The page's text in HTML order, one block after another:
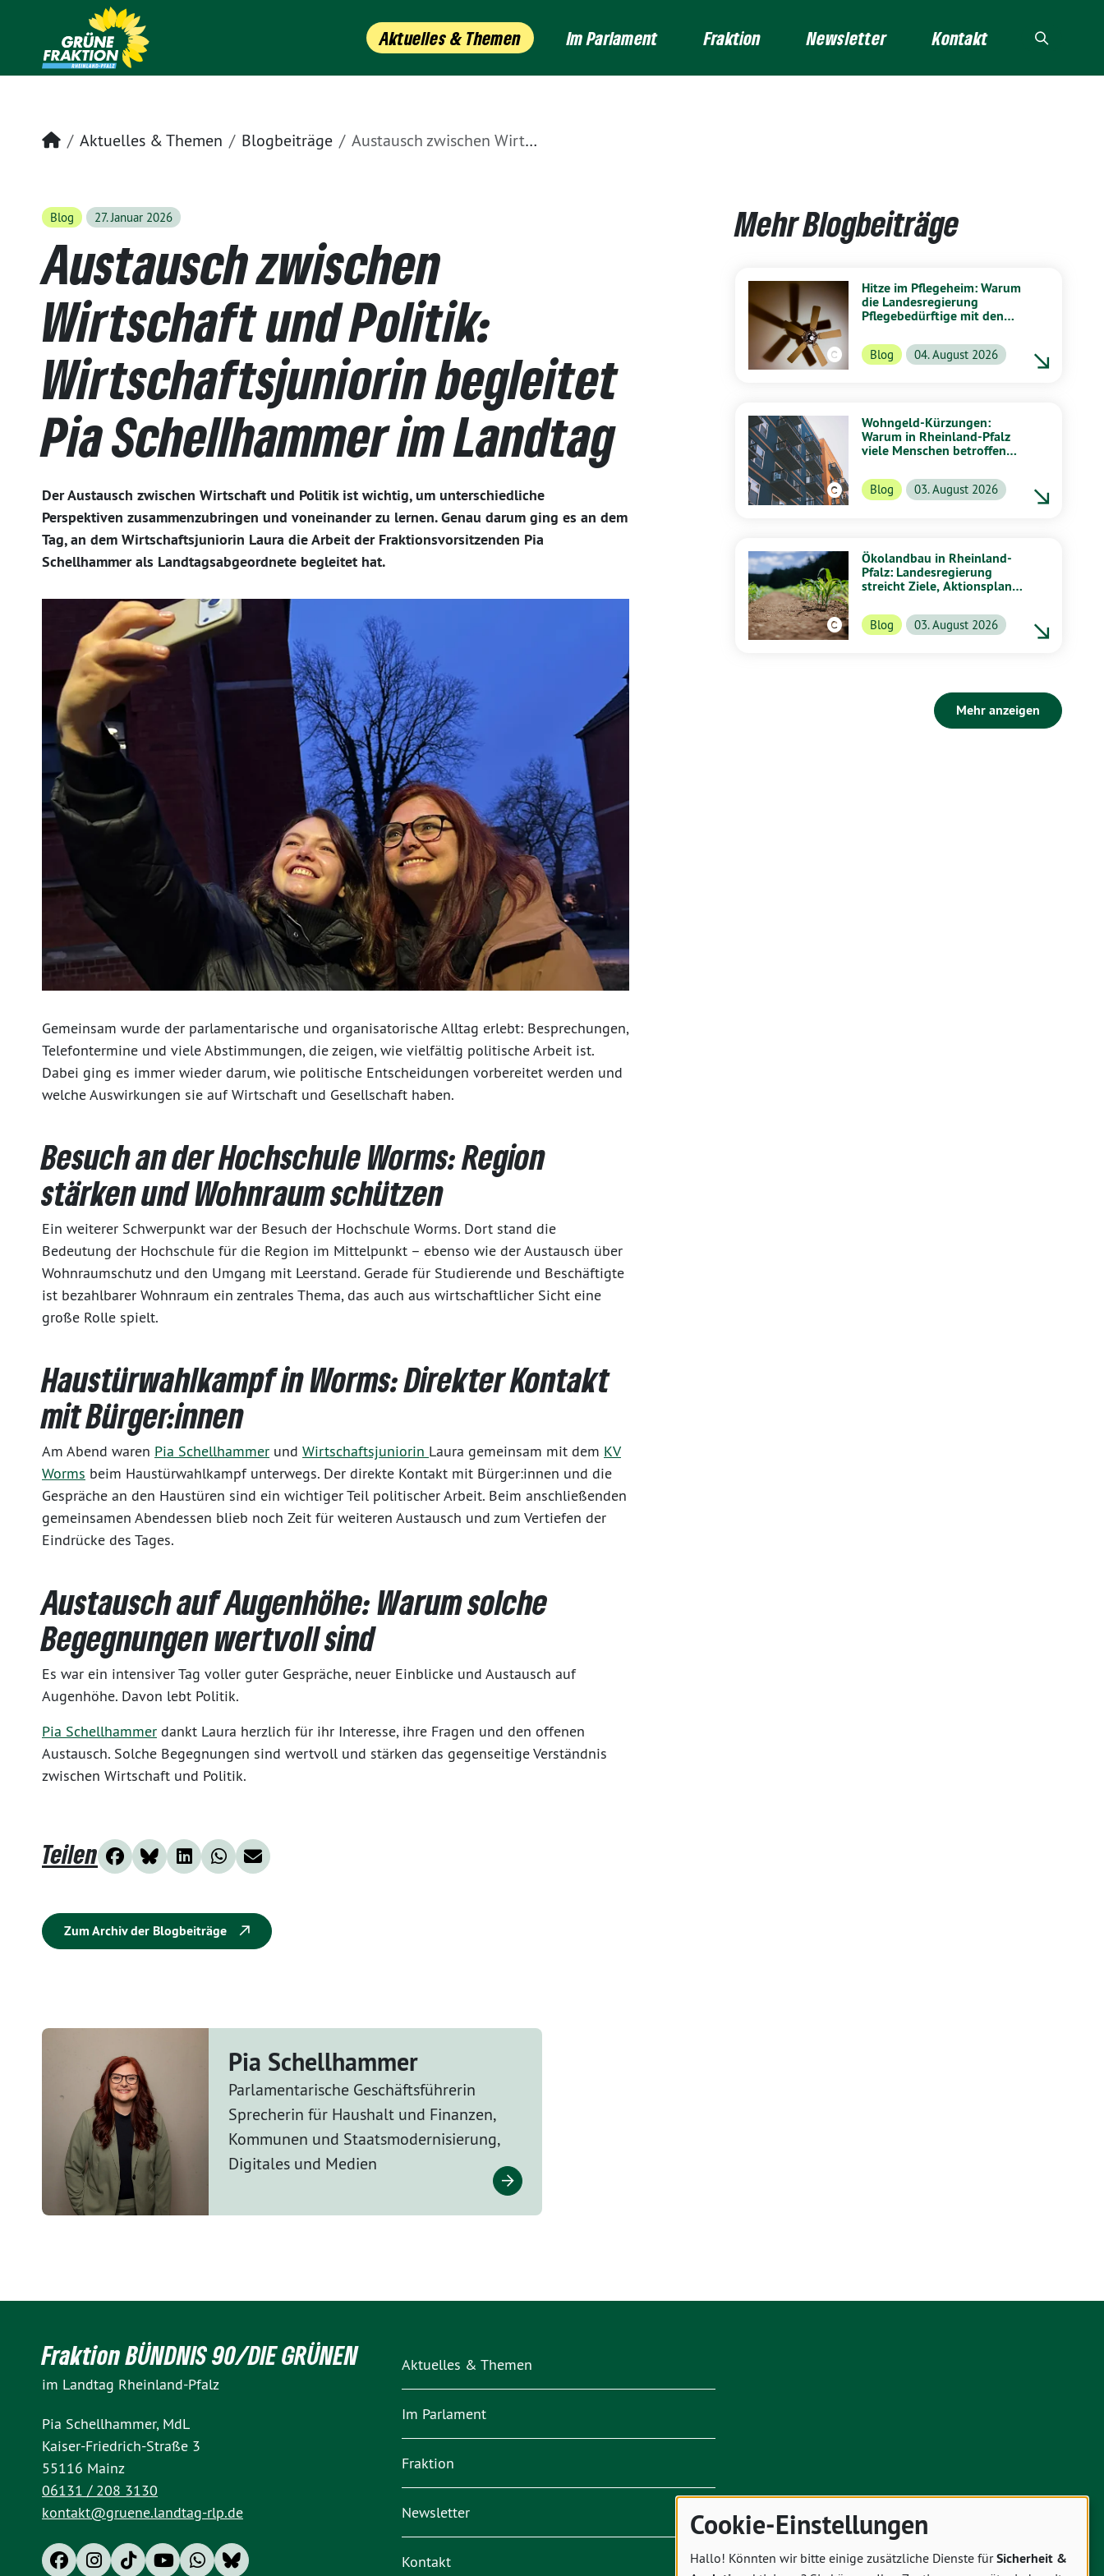
Aktuelles & Themen Im Parlament Fraktion Newsletter Kontakt
Startseite
Aktuelles & Themen Blogbeiträge Austausch zwischen Wirtschaft und Politik: Wirtschaftsjuniorin begleitet Pia Schellhammer im Landtag
Blog 27. Januar 2026
Austausch zwischen
Wirtschaft und Politik:
Wirtschaftsjuniorin begleitet
Pia Schellhammer im Landtag
Der Austausch zwischen Wirtschaft und Politik ist wichtig, um unterschiedliche
Perspektiven zusammenzubringen und voneinander zu lernen. Genau darum ging es an dem
Tag, an dem Wirtschaftsjuniorin Laura die Arbeit der Fraktionsvorsitzenden Pia
Schellhammer als Landtagsabgeordnete begleitet hat.
Gemeinsam wurde der parlamentarische und organisatorische Alltag erlebt: Besprechungen,
Telefontermine und viele Abstimmungen, die zeigen, wie vielfältig politische Arbeit ist.
Dabei ging es immer wieder darum, wie politische Entscheidungen vorbereitet werden und
welche Auswirkungen sie auf Wirtschaft und Gesellschaft haben.
Besuch an der Hochschule Worms: Region
stärken und Wohnraum schützen
Ein weiterer Schwerpunkt war der Besuch der Hochschule Worms. Dort stand die
Bedeutung der Hochschule für die Region im Mittelpunkt – ebenso wie der Austausch über
Wohnraumschutz und den Umgang mit Leerstand. Gerade für Studierende und Beschäftigte
ist bezahlbarer Wohnraum ein zentrales Thema, das auch aus wirtschaftlicher Sicht eine
große Rolle spielt.
Haustürwahlkampf in Worms: Direkter Kontakt
mit Bürger:innen
Am Abend waren Pia Schellhammer und Wirtschaftsjuniorin Laura gemeinsam mit dem KV
Worms beim Haustürwahlkampf unterwegs. Der direkte Kontakt mit Bürger:innen und die
Gespräche an den Haustüren sind ein wichtiger Teil politischer Arbeit. Beim anschließenden
gemeinsamen Abendessen blieb noch Zeit für weiteren Austausch und zum Vertiefen der
Eindrücke des Tages.
Austausch auf Augenhöhe: Warum solche
Begegnungen wertvoll sind
Es war ein intensiver Tag voller guter Gespräche, neuer Einblicke und Austausch auf
Augenhöhe. Davon lebt Politik.
Pia Schellhammer dankt Laura herzlich für ihr Interesse, ihre Fragen und den offenen
Austausch. Solche Begegnungen sind wertvoll und stärken das gegenseitige Verständnis
zwischen Wirtschaft und Politik.
Teilen
Zum Archiv der Blogbeiträge
Mehr Blogbeiträge
Hitze im Pflegeheim: Warum
die Landesregierung
Pflegebedürftige mit den
Blog 04. August 2026
Wohngeld-Kürzungen:
Warum in Rheinland-Pfalz
viele Menschen betroffen
Blog 03. August 2026
Ökolandbau in Rheinland-
Pfalz: Landesregierung
streicht Ziele, Aktionsplan
Blog 03. August 2026
Mehr anzeigen
Pia Schellhammer
Parlamentarische Geschäftsführerin
Sprecherin für Haushalt und Finanzen,
Kommunen und Staatsmodernisierung,
Digitales und Medien
Fraktion BÜNDNIS 90/DIE GRÜNEN
im Landtag Rheinland-Pfalz
Pia Schellhammer, MdL
Kaiser-Friedrich-Straße 3
55116 Mainz
06131 / 208 3130
kontakt@gruene.landtag-rlp.de
Aktuelles & Themen
Im Parlament
Fraktion
Newsletter
Kontakt
Cookie-Einstellungen
Hallo! Könnten wir bitte einige zusätzliche Dienste fürSicherheit &